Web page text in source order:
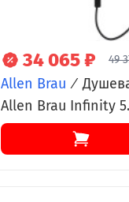
34 065 ₽ 49
Allen Brau /
Allen Brau Infinity
верхний и ручной
черный матовый